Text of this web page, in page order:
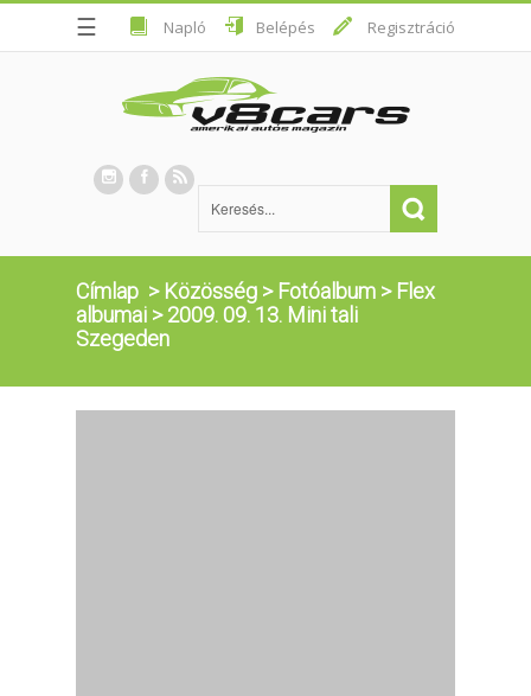
☰ Napló Belépés Regisztráció
Címlap > Közösség > Fotóalbum > Flex
albumai >2009. 09. 13. Mini tali
Szegeden